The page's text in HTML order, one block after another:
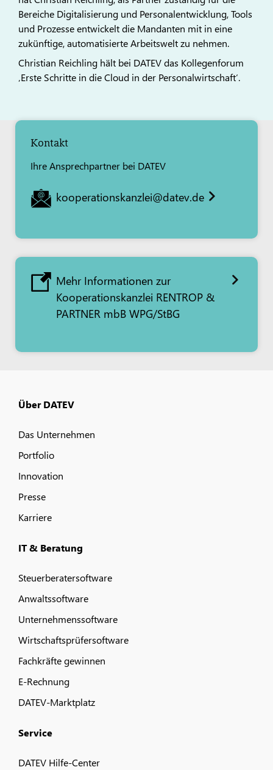
Bereiche Digitalisierung und Personalentwicklung, Tools
und Prozesse entwickelt die Mandanten mit in eine
zukünftige, automatisierte Arbeitswelt zu nehmen.
Christian Reichling hält bei DATEV das Kollegenforum
‚Erste Schritte in die Cloud in der Personalwirtschaft‘.
Kontakt
Ihre Ansprechpartner bei DATEV
kooperationskanzlei@datev.de
Mehr Informationen zur
Kooperationskanzlei RENTROP &
PARTNER mbB WPG/StBG
Über DATEV
Das Unternehmen
Portfolio
Innovation
Presse
Karriere
IT & Beratung
Steuerberatersoftware
Anwaltssoftware
Unternehmenssoftware
Wirtschaftsprüfersoftware
Fachkräfte gewinnen
E-Rechnung
DATEV-Marktplatz
Service
DATEV Hilfe-Center